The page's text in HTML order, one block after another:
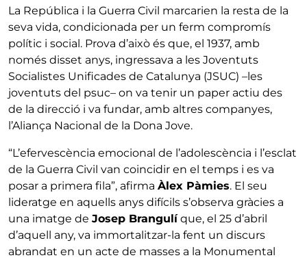
La República i la Guerra Civil marcarien la resta de la
seva vida, condicionada per un ferm compromís
polític i social. Prova d’això és que, el 1937, amb
només disset anys, ingressava a les Joventuts
Socialistes Unificades de Catalunya (JSUC) –les
joventuts del psuc– on va tenir un paper actiu des
de la direcció i va fundar, amb altres companyes,
l’Aliança Nacional de la Dona Jove.
“L’efervescència emocional de l’adolescència i l’esclat
de la Guerra Civil van coincidir en el temps i es va
posar a primera fila”, afirma Àlex Pàmies. El seu
lideratge en aquells anys difícils s’observa gràcies a
una imatge de Josep Brangulíque, el 25 d’abril
d’aquell any, va immortalitzar-la fent un discurs
abrandat en un acte de masses a la Monumental